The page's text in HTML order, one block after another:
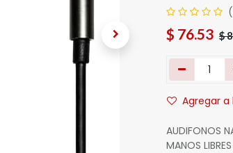
$ 76.53 $
Agregar a
AUDIFONOS
MANOS